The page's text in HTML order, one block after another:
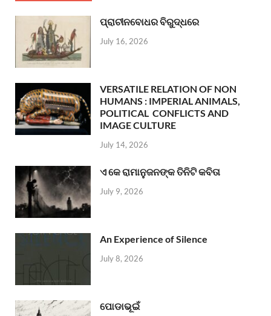
ପ୍ରାଚୀନବୋଧର ବିରୁଦ୍ଧରେ
July 16, 2026
VERSATILE RELATION OF NON
HUMANS : IMPERIAL ANIMALS,
POLITICAL CONFLICTS AND
IMAGE CULTURE
July 14, 2026
ଏ କେ ରାମାନୁଜନଙ୍କ ତିନିଟି କବିତା
July 9, 2026
An Experience of Silence
July 8, 2026
ପୋଡାଭୂଇଁ